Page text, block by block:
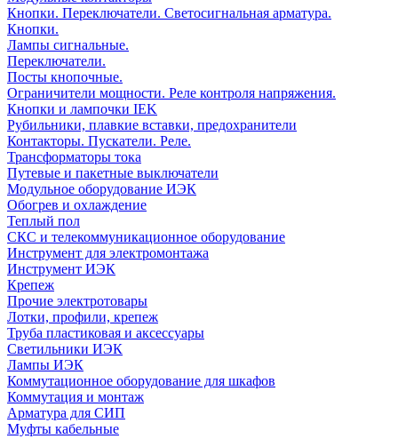
Кнопки. Переключатели. Светосигнальная арматура.
Кнопки.
Лампы сигнальные.
Переключатели.
Посты кнопочные.
Ограничители мощности. Реле контроля напряжения.
Кнопки и лампочки IEK
Рубильники, плавкие вставки, предохранители
Контакторы. Пускатели. Реле.
Трансформаторы тока
Путевые и пакетные выключатели
Модульное оборудование ИЭК
Обогрев и охлаждение
Теплый пол
СКС и телекоммуникационное оборудование
Инструмент для электромонтажа
Инструмент ИЭК
Крепеж
Прочие электротовары
Лотки, профили, крепеж
Труба пластиковая и аксессуары
Светильники ИЭК
Лампы ИЭК
Коммутационное оборудование для шкафов
Коммутация и монтаж
Арматура для СИП
Муфты кабельные